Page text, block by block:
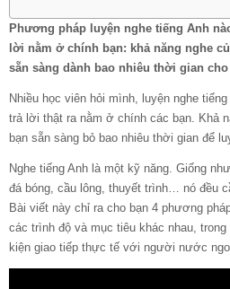
Phương pháp luyện nghe tiếng Anh
lời nằm ở chính bạn: khả năng nghe
sẵn sàng dành bao nhiêu thời gian
Nhiều học viên hỏi mình, luyện nghe
trả lời thật ra nằm ở chính các bạn. Khả
bạn sẵn sàng bỏ bao nhiêu thời gian để
Nghe tiếng Anh là một kỹ năng. Giống
đá bóng, cầu lông, thuyết trình… nó đều
Bài viết này chỉ ra cho bạn 4 phương
các trình độ và mục tiêu khác nhau,
kiện giao tiếp thực tế với người nước